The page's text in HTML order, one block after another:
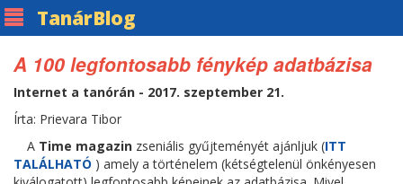
TanárBlog
A 100 legfontosabb fénykép adatbázisa
Internet a tanórán - 2017. szeptember 21.
Írta: Prievara Tibor
A Time magazin zseniális gyűjteményét ajánljuk (ITT
TALÁLHATÓ ) amely a történelem (kétségtelenül önkényesen